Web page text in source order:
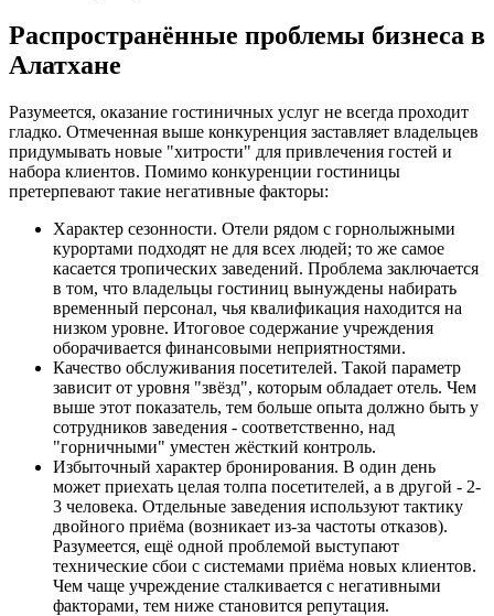
Распространённые проблемы бизнеса в
Алатхане
Разумеется, оказание гостиничных услуг не всегда проходит
гладко. Отмеченная выше конкуренция заставляет владельцев
придумывать новые "хитрости" для привлечения гостей и
набора клиентов. Помимо конкуренции гостиницы
претерпевают такие негативные факторы:
Характер сезонности. Отели рядом с горнолыжными
курортами подходят не для всех людей; то же самое
касается тропических заведений. Проблема заключается
в том, что владельцы гостиниц вынуждены набирать
временный персонал, чья квалификация находится на
низком уровне. Итоговое содержание учреждения
оборачивается финансовыми неприятностями.
Качество обслуживания посетителей. Такой параметр
зависит от уровня "звёзд", которым обладает отель. Чем
выше этот показатель, тем больше опыта должно быть у
сотрудников заведения - соответственно, над
"горничными" уместен жёсткий контроль.
Избыточный характер бронирования. В один день
может приехать целая толпа посетителей, а в другой - 2-
3 человека. Отдельные заведения используют тактику
двойного приёма (возникает из-за частоты отказов).
Разумеется, ещё одной проблемой выступают
технические сбои с системами приёма новых клиентов.
Чем чаще учреждение сталкивается с негативными
факторами, тем ниже становится репутация.